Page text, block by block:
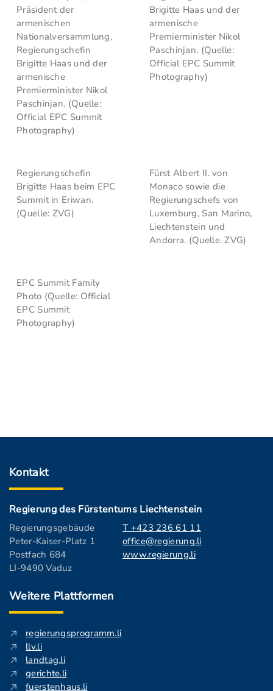
Präsident der
armenischen
Nationalversammlung,
Regierungschefin
Brigitte Haas und der
armenische
Premierminister Nikol
Paschinjan. (Quelle:
Official EPC Summit
Photography)
Brigitte Haas und der
armenische
Premierminister Nikol
Paschinjan. (Quelle:
Official EPC Summit
Photography)
Regierungschefin
Brigitte Haas beim EPC
Summit in Eriwan.
(Quelle: ZVG)
Fürst Albert II. von
Monaco sowie die
Regierungschefs von
Luxemburg, San Marino,
Liechtenstein und
Andorra. (Quelle. ZVG)
EPC Summit Family
Photo (Quelle: Official
EPC Summit
Photography)
Kontakt
Regierung des Fürstentums Liechtenstein
Regierungsgebäude
Peter-Kaiser-Platz 1
Postfach 684
LI-9490 Vaduz
T +423 236 61 11
office@regierung.li
www.regierung.li
Weitere Plattformen
regierungsprogramm.li
llv.li
landtag.li
gerichte.li
fuerstenhaus.li